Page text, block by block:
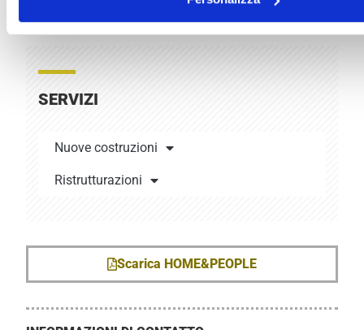
SERVIZI
Nuove costruzioni
Ristrutturazioni
Scarica HOME&PEOPLE